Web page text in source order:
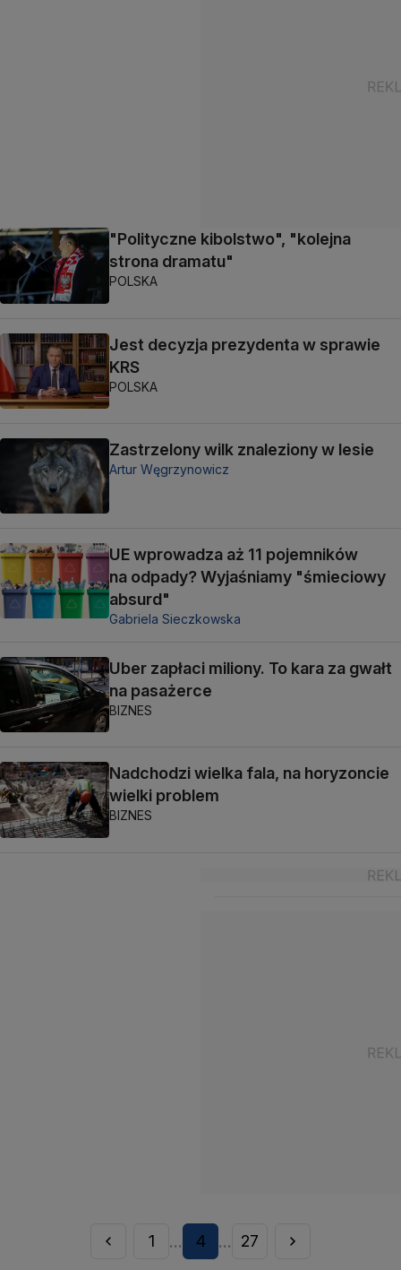
"Polityczne kibolstwo", "kolejna
strona dramatu"
POLSKA
Jest decyzja prezydenta w sprawie
KRS
POLSKA
Zastrzelony wilk znaleziony w lesie
Artur Węgrzynowicz
UE wprowadza aż 11 pojemników
na odpady? Wyjaśniamy "śmieciowy
absurd"
Gabriela Sieczkowska
Uber zapłaci miliony. To kara za gwałt
na pasażerce
BIZNES
Nadchodzi wielka fala, na horyzoncie
wielki problem
BIZNES
1 ... 4 ... 27